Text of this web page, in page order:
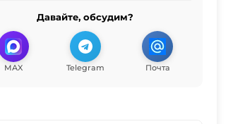
Давайте, обсудим?
MAX Telegram Почта